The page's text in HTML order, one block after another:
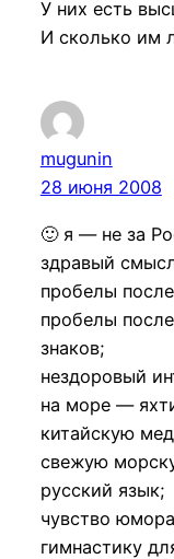
У них есть
И сколько им
mugunin
28 июня 2008
🙂 я — не за
здравый
пробелы
пробелы
знаков;
нездоровый
на море —
китайскую
свежую
русский язык;
чувство
гимнастику